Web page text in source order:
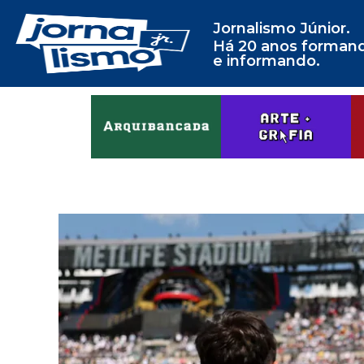
Jornalismo Júnior.
Há 20 anos
e informando.